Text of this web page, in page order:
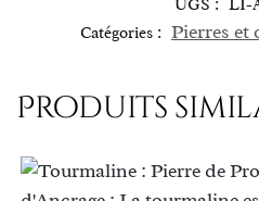
UGS : LI-
Catégories : Pierres et
Produits